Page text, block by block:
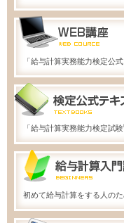
「給与計算実務能力検定公
「給与計算実務能力検定試験
初めて給与計算をする人の